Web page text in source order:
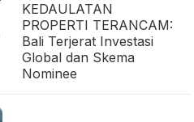
KEDAULATAN
PROPERTI TERANCAM:
Bali Terjerat Investasi
Global dan Skema
Nominee